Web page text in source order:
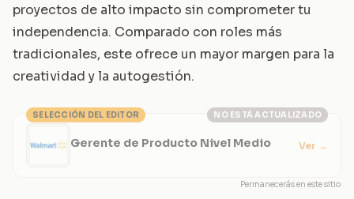
proyectos de alto impacto sin comprometer tu
independencia. Comparado con roles más
tradicionales, este ofrece un mayor margen para la
creatividad y la autogestión.
NO ESTÁ ACTUALIZADO
SELECCIÓN DEL EDITOR
Gerente de Producto Nivel Medio Ver →
Permanecerás en este sitio